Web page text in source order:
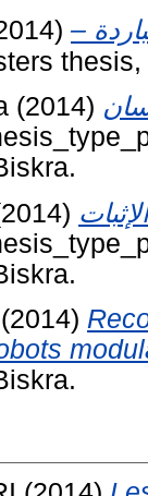
–
(2014)
(2014)